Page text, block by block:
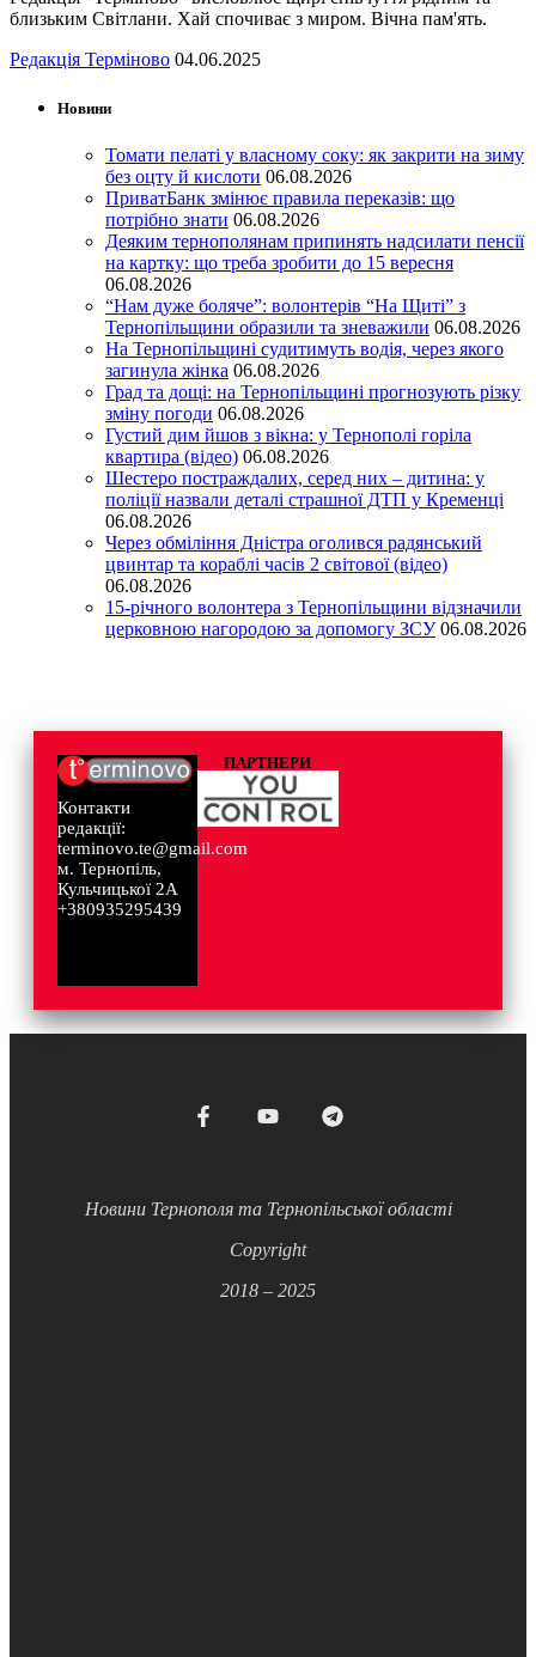
близьким Світлани. Хай спочиває з миром. Вічна пам'ять.
Редакція Терміново 04.06.2025
Новини
Томати пелаті у власному соку: як закрити на зиму
без оцту й кислоти 06.08.2026
ПриватБанк змінює правила переказів: що
потрібно знати 06.08.2026
Деяким тернополянам припинять надсилати пенсії
на картку: що треба зробити до 15 вересня
06.08.2026
“Нам дуже боляче”: волонтерів “На Щиті” з
Тернопільщини образили та зневажили 06.08.2026
На Тернопільщині судитимуть водія, через якого
загинула жінка 06.08.2026
Град та дощі: на Тернопільщині прогнозують різку
зміну погоди 06.08.2026
Густий дим йшов з вікна: у Тернополі горіла
квартира (відео) 06.08.2026
Шестеро постраждалих, серед них – дитина: у
поліції назвали деталі страшної ДТП у Кременці
06.08.2026
Через обміління Дністра оголився радянський
цвинтар та кораблі часів 2 світової (відео)
06.08.2026
15-річного волонтера з Тернопільщини відзначили
церковною нагородою за допомогу ЗСУ 06.08.2026
Контакти
редакції:
terminovo.te@gmail.com
м. Тернопіль,
Кульчицької 2А
+380935295439
ПАРТНЕРИ
Новини Тернополя та Тернопільської області
Copyright
2018 – 2025